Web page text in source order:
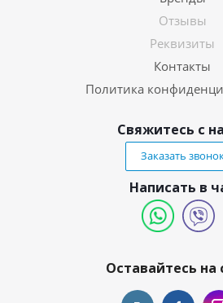
Отзывы
Реквизиты
Контакты
Политика
Свяжитесь с
Заказать
Написать в
Оставайтесь на